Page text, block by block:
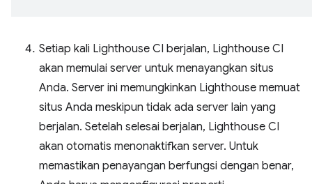
Setiap kali Lighthouse CI berjalan, Lighthouse CI
akan memulai server untuk menayangkan situs
Anda. Server ini memungkinkan Lighthouse memuat
situs Anda meskipun tidak ada server lain yang
berjalan. Setelah selesai berjalan, Lighthouse CI
akan otomatis menonaktifkan server. Untuk
memastikan penayangan berfungsi dengan benar,